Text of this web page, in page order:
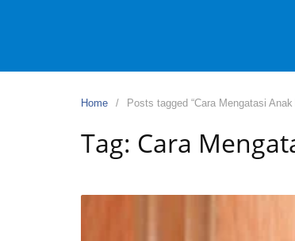
Home Posts tagged “Cara Mengatasi
Tag: Cara